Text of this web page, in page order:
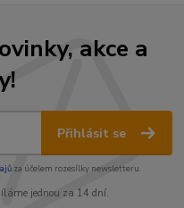
akce a
Přihlásit se
za účelem rozesílky newsletteru.
jednou za 14 dní.